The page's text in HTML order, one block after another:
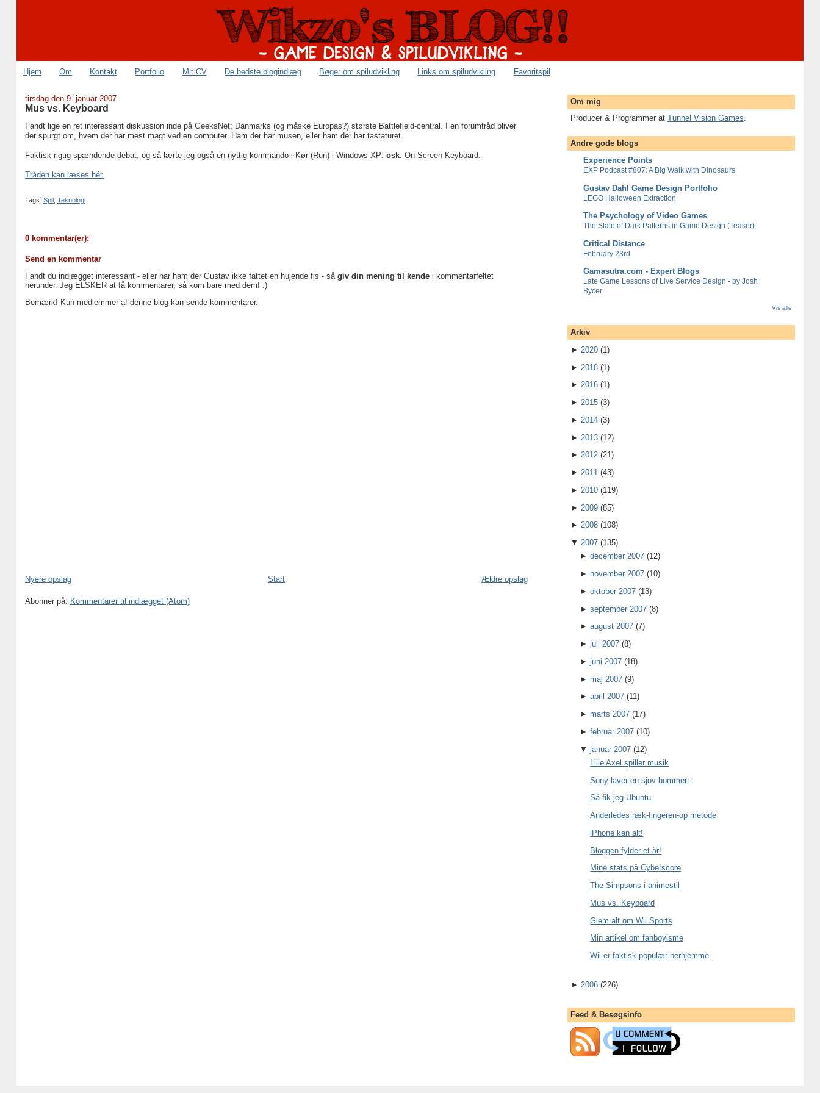
Hjem Om Kontakt Portfolio Mit CV De bedste blogindlæg Bøger om spiludvikling Links om spiludvikling Favoritspil
tirsdag den 9. januar 2007
Mus vs. Keyboard
Fandt lige en ret interessant diskussion inde på GeeksNet; Danmarks (og måske Europas?) største Battlefield-central. I en forumtråd bliver
der spurgt om, hvem der har mest magt ved en computer. Ham der har musen, eller ham der har tastaturet.
Faktisk rigtig spændende debat, og så lærte jeg også en nyttig kommando i Kør (Run) i Windows XP: osk. On Screen Keyboard.
Tråden kan læses hér.
Tags: Spil , Teknologi
0 kommentar(er):
Send en kommentar
Fandt du indlægget interessant - eller har ham der Gustav ikke fattet en hujende fis - så giv din mening til kendei kommentarfeltet
herunder. Jeg ELSKER at få kommentarer, så kom bare med dem! :)
Bemærk! Kun medlemmer af denne blog kan sende kommentarer.
Nyere opslag Ældre opslag
Start
Abonner på: Kommentarer til indlægget (Atom)
Om mig
Producer & Programmer at Tunnel Vision Games
Andre gode blogs
Experience Points
EXP Podcast #807: A Big Walk with Dinosaurs
Gustav Dahl Game Design Portfolio
LEGO Halloween Extraction
The Psychology of Video Games
The State of Dark Patterns in Game Design (Teaser)
Critical Distance
February 23rd
Gamasutra.com - Expert Blogs
Late Game Lessons of Live Service Design - by Josh
Bycer
Vis alle
Arkiv
► 2020 (1)
► 2018 (1)
► 2016 (1)
► 2015 (3)
► 2014 (3)
► 2013 (12)
► 2012 (21)
► 2011 (43)
► 2010 (119)
► 2009 (85)
► 2008 (108)
▼ 2007 (135)
►december 2007 (12)
►november 2007 (10)
►oktober 2007 (13)
►september 2007 (8)
►august 2007 (7)
►juli 2007 (8)
►juni 2007 (18)
►maj 2007 (9)
►april 2007 (11)
►marts 2007 (17)
►februar 2007 (10)
▼januar 2007 (12)
Lille Axel spiller musik
Sony laver en sjov bommert
Så fik jeg Ubuntu
Anderledes ræk-fingeren-op metode
iPhone kan alt!
Bloggen fylder et år!
Mine stats på Cyberscore
The Simpsons i animestil
Mus vs. Keyboard
Glem alt om Wii Sports
Min artikel om fanboyisme
Wii er faktisk populær herhjemme
► 2006 (226)
Feed & Besøgsinfo